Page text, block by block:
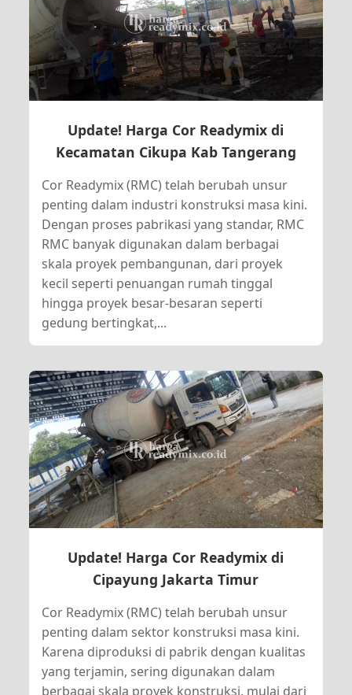
Update! Harga Cor Readymix di
Kecamatan Cikupa Kab Tangerang
Cor Readymix (RMC) telah berubah unsur
penting dalam industri konstruksi masa kini.
Dengan proses pabrikasi yang standar, RMC
RMC banyak digunakan dalam berbagai
skala proyek pembangunan, dari proyek
kecil seperti penuangan rumah tinggal
hingga proyek besar-besaran seperti
gedung bertingkat,...
Update! Harga Cor Readymix di
Cipayung Jakarta Timur
Cor Readymix (RMC) telah berubah unsur
penting dalam sektor konstruksi masa kini.
Karena diproduksi di pabrik dengan kualitas
yang terjamin, sering digunakan dalam
berbagai skala proyek konstruksi, mulai dari